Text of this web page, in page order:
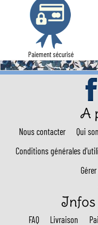
Paiement sécurisé
A
Nous contacter Qui
Conditions générales
Infos
FAQ Livraison